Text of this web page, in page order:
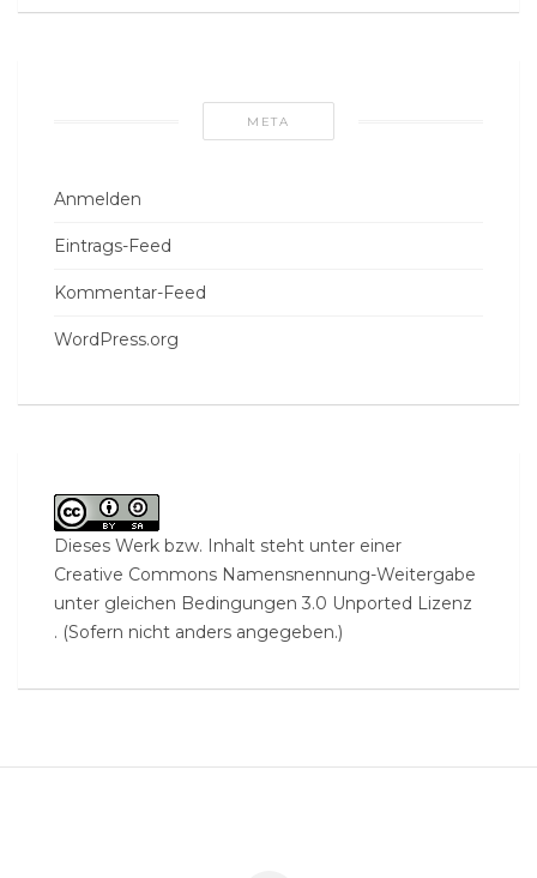
META
Anmelden
Eintrags-Feed
Kommentar-Feed
WordPress.org
Dieses Werk bzw. Inhalt steht unter einer
Creative Commons Namensnennung-Weitergabe
unter gleichen Bedingungen 3.0 Unported Lizenz
. (Sofern nicht anders angegeben.)